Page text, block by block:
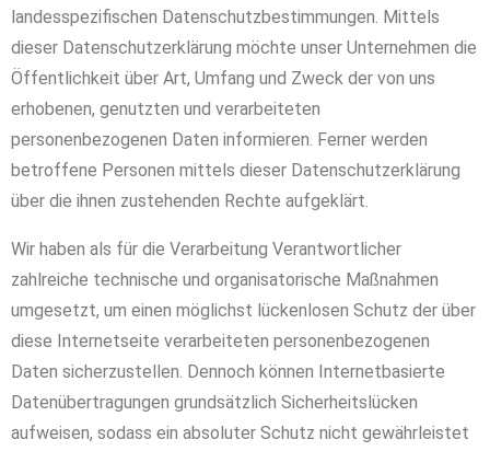
landesspezifischen Datenschutzbestimmungen. Mittels
dieser Datenschutzerklärung möchte unser Unternehmen die
Öffentlichkeit über Art, Umfang und Zweck der von uns
erhobenen, genutzten und verarbeiteten
personenbezogenen Daten informieren. Ferner werden
betroffene Personen mittels dieser Datenschutzerklärung
über die ihnen zustehenden Rechte aufgeklärt.
Wir haben als für die Verarbeitung Verantwortlicher
zahlreiche technische und organisatorische Maßnahmen
umgesetzt, um einen möglichst lückenlosen Schutz der über
diese Internetseite verarbeiteten personenbezogenen
Daten sicherzustellen. Dennoch können Internetbasierte
Datenübertragungen grundsätzlich Sicherheitslücken
aufweisen, sodass ein absoluter Schutz nicht gewährleistet